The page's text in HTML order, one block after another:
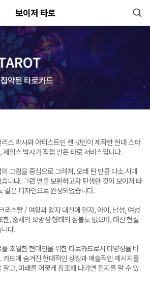
보이저 타로
스 박사와 아티스트인 켄 넛인이 제작한 현대 스타
제임스 박사가 직접 만든 타로 서비스입니다.
그림을 중심으로 그려져, 오래 된 만큼 다소 시대
니다. 그런 면을 보완하고자 탄생한 것이 보이저 타
같은 디자인으로 완성되었습니다.
리스탈 / 여왕과 왕자 대신에 현자, 아이, 남성, 여성
, 중세의 오망성 형태의 심볼도 없으며, 대신 현실
다.
초월한 현대인을 위한 타로카드로서 다양성을 바
카드에 숨겨진 현대적인 상징과 예술적인 메시지를
고, 미래를 어떻게 창조해 나가면 될지를 알 수 있